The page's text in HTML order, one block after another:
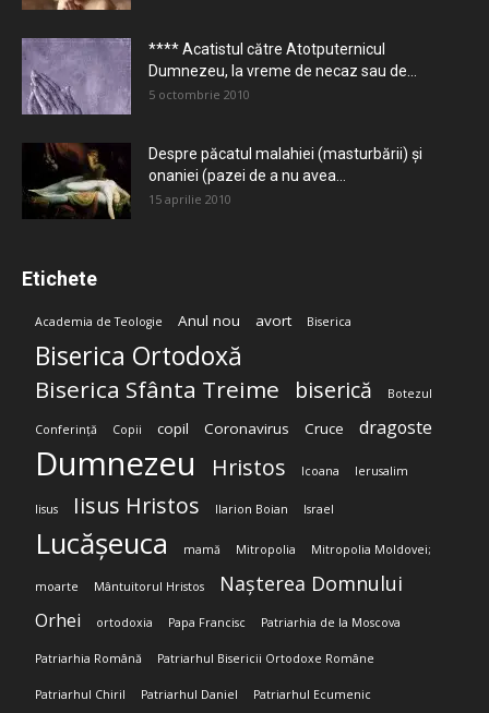
**** Acatistul către Atotputernicul
Dumnezeu, la vreme de necaz sau de...
5 octombrie 2010
Despre păcatul malahiei (masturbării) şi
onaniei (pazei de a nu avea...
15 aprilie 2010
Etichete
Academia de Teologie Anul nou avort Biserica
Biserica Ortodoxă
Biserica Sfânta Treime biserică Botezul
Conferință Copii copil Coronavirus Cruce dragoste
Dumnezeu Hristos Icoana Ierusalim
Iisus Iisus Hristos Ilarion Boian Israel
Lucășeuca mamă Mitropolia Mitropolia Moldovei;
moarte Mântuitorul Hristos Nașterea Domnului
Orhei ortodoxia Papa Francisc Patriarhia de la Moscova
Patriarhia Română Patriarhul Bisericii Ortodoxe Române
Patriarhul Chiril Patriarhul Daniel Patriarhul Ecumenic